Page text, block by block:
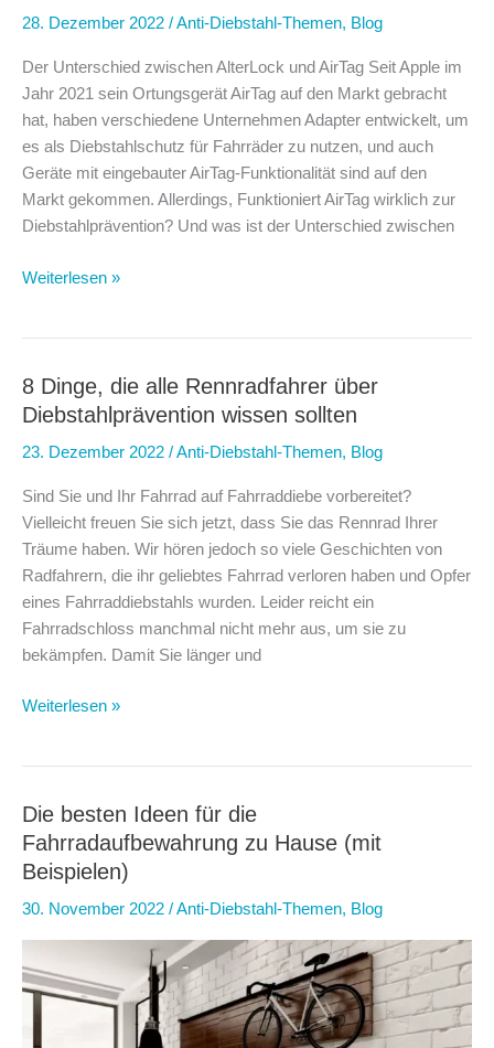
28. Dezember 2022 /Anti-Diebstahl-Themen, Blog
Der Unterschied zwischen AlterLock und AirTag Seit Apple im
Jahr 2021 sein Ortungsgerät AirTag auf den Markt gebracht
hat, haben verschiedene Unternehmen Adapter entwickelt, um
es als Diebstahlschutz für Fahrräder zu nutzen, und auch
Geräte mit eingebauter AirTag-Funktionalität sind auf den
Markt gekommen. Allerdings, Funktioniert AirTag wirklich zur
Diebstahlprävention? Und was ist der Unterschied zwischen
Funktioniert
Diebstahlschutz
für
Weiterlesen »
8 Dinge, die alle Rennradfahrer über
Diebstahlprävention wissen sollten
23. Dezember 2022 /Anti-Diebstahl-Themen, Blog
Sind Sie und Ihr Fahrrad auf Fahrraddiebe vorbereitet?
Vielleicht freuen Sie sich jetzt, dass Sie das Rennrad Ihrer
Träume haben. Wir hören jedoch so viele Geschichten von
Radfahrern, die ihr geliebtes Fahrrad verloren haben und Opfer
eines Fahrraddiebstahls wurden. Leider reicht ein
Fahrradschloss manchmal nicht mehr aus, um sie zu
bekämpfen. Damit Sie länger und
8
Rennradfahrer
über
Diebstahlprävention
sollten
Weiterlesen »
Die besten Ideen für die
Fahrradaufbewahrung zu Hause (mit
Beispielen)
30. November 2022 /Anti-Diebstahl-Themen, Blog